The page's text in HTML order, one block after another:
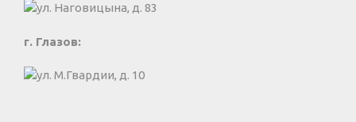
ул. Наговицына, д. 83
г. Глазов:
ул. М.Гвардии, д. 10